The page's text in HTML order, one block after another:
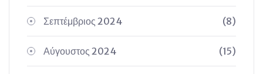
Σεπτέμβριος 2024 (8)
Αύγουστος 2024 (15)